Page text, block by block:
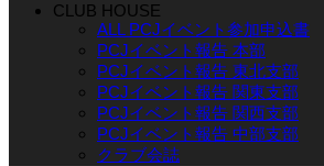
CLUB HOUSE
ALL PCJイベント参加申込書
PCJイベント報告 本部
PCJイベント報告 東北支部
PCJイベント報告 関東支部
PCJイベント報告 関西支部
PCJイベント報告 中部支部
クラブ会誌